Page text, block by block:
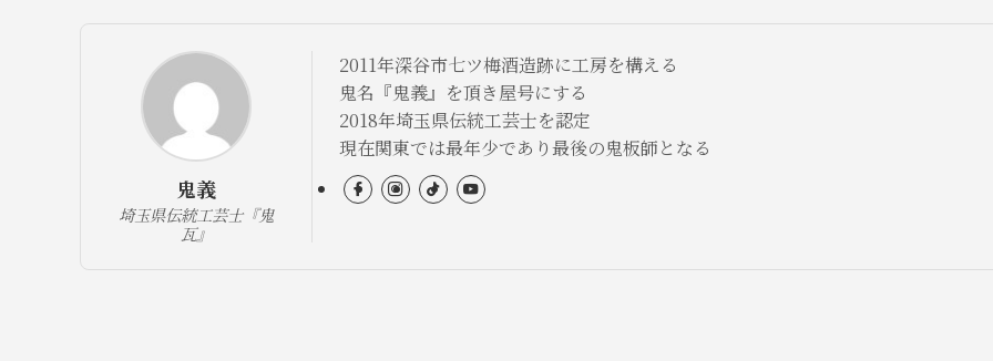
鬼義
埼玉県伝統工芸士『鬼
瓦』
2011年深谷市七ツ梅酒造跡に工房を構える
鬼名『鬼義』を頂き屋号にする
2018年埼玉県伝統工芸士を認定
現在関東では最年少であり最後の鬼板師となる